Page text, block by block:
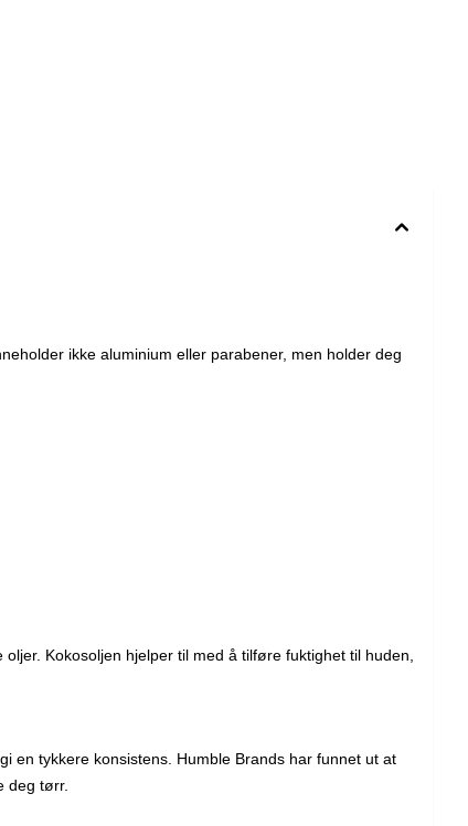
ikke aluminium eller parabener, men holder deg
Kokosoljen hjelper til med å tilføre fuktighet til huden,
en tykkere konsistens. Humble Brands har funnet ut at
deg tørr.